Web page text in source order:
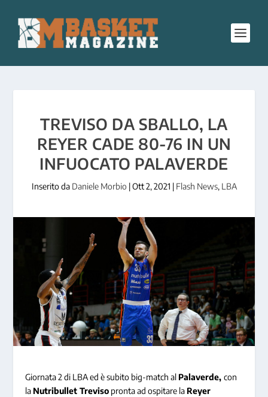
TREVISO DA SBALLO, LA
REYER CADE 80-76 IN UN
INFUOCATO PALAVERDE
Inserito da Daniele Morbio |Ott 2, 2021 | Flash News, LBA
Giornata 2 di LBA ed è subito big-match al Palaverde,con
la NutribulletTreviso pronta ad ospitare la Reyer